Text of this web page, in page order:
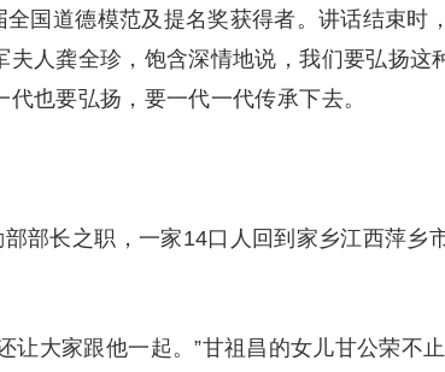
国道德模范及提名奖获得者。讲话结束时，
人龚全珍，饱含深情地说，我们要弘扬这
也要弘扬，要一代一代传承下去。
部长之职，一家14口人回到家乡江西萍乡
让大家跟他一起。”甘祖昌的女儿甘公荣不止